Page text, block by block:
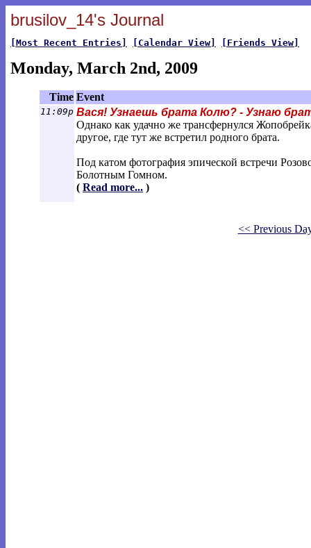
brusilov_14's Journal
[Most Recent Entries] [Calendar View] [Friends View]
Monday, March 2nd, 2009
Time Event
11:09p Вася! Узнаешь брата Колю? - Узнаю
Однако как удачно же трансфернулся
другое, где тут же встретил родного брата.
Под катом фотография эпической встречи
Болотным Гомном.
( Read more... )
<< Previous